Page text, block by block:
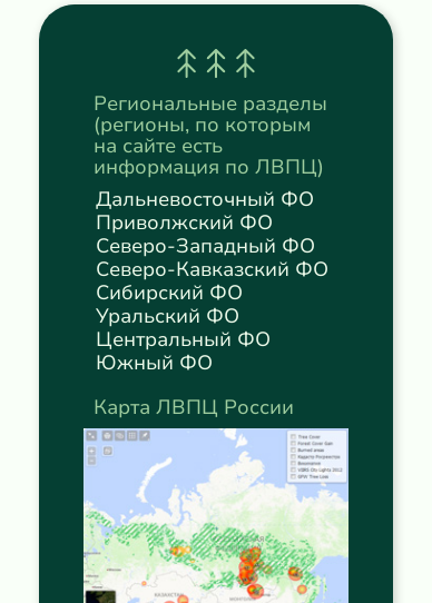
Региональные разделы
(регионы, по которым
на сайте есть
информация по ЛВПЦ)
Дальневосточный ФО
Приволжский ФО
Северо-Западный ФО
Северо-Кавказский ФО
Сибирский ФО
Уральский ФО
Центральный ФО
Южный ФО
Карта ЛВПЦ России